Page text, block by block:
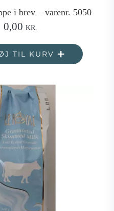
i brev – varenr. 5050
0,00 KR.
TIL KURV